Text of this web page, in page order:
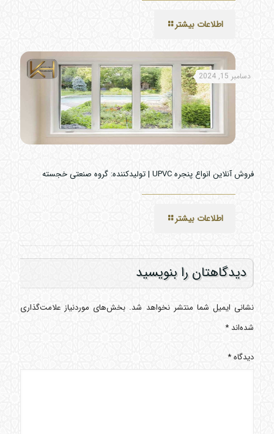
اطلاعات بیشتر
دسامبر 15, 2024
فروش آنلاین انواع پنجره UPVC | تولیدکننده: گروه صنعتی خجسته
اطلاعات بیشتر
دیدگاهتان را بنویسید
نشانی ایمیل شما منتشر نخواهد شد. بخش‌های موردنیاز علامت‌گذاری
شده‌اند*
دیدگاه*